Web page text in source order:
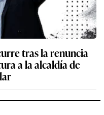
de captura
qué aún no